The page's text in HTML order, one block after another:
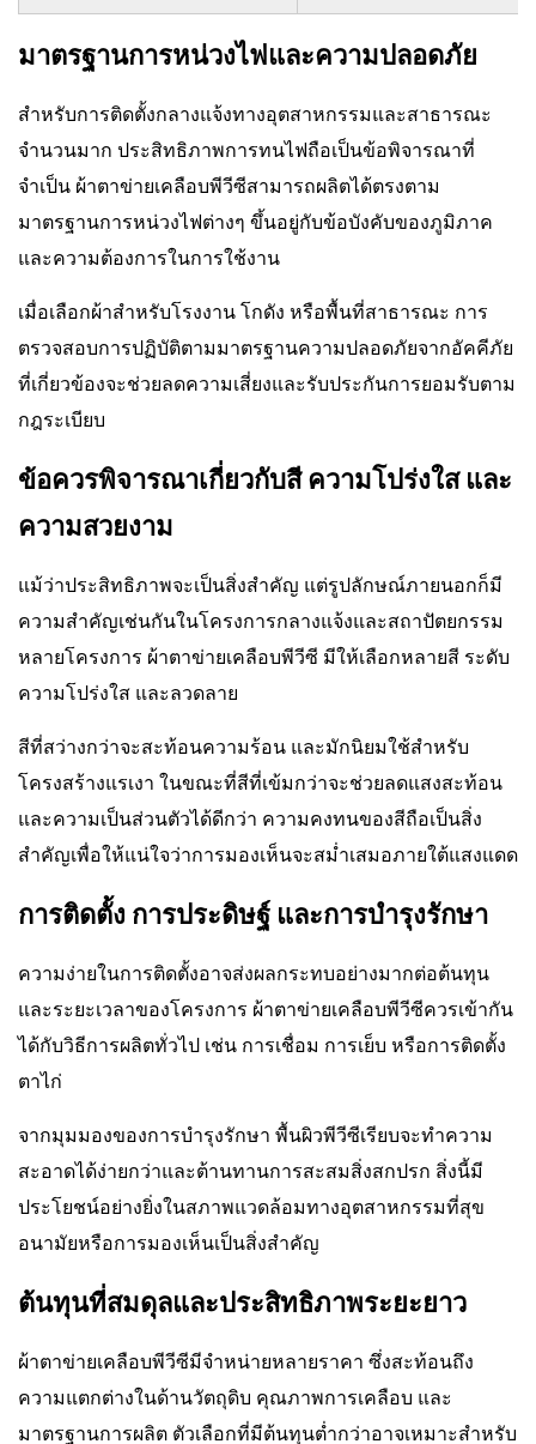
มาตรฐานการหน่วงไฟและความปลอดภัย
สำหรับการติดตั้งกลางแจ้งทางอุตสาหกรรมและสาธารณะ
จำนวนมาก ประสิทธิภาพการทนไฟถือเป็นข้อพิจารณาที่
จำเป็น ผ้าตาข่ายเคลือบพีวีซีสามารถผลิตได้ตรงตาม
มาตรฐานการหน่วงไฟต่างๆ ขึ้นอยู่กับข้อบังคับของภูมิภาค
และความต้องการในการใช้งาน
เมื่อเลือกผ้าสำหรับโรงงาน โกดัง หรือพื้นที่สาธารณะ การ
ตรวจสอบการปฏิบัติตามมาตรฐานความปลอดภัยจากอัคคีภัย
ที่เกี่ยวข้องจะช่วยลดความเสี่ยงและรับประกันการยอมรับตาม
กฎระเบียบ
ข้อควรพิจารณาเกี่ยวกับสี ความโปร่งใส และ
ความสวยงาม
แม้ว่าประสิทธิภาพจะเป็นสิ่งสำคัญ แต่รูปลักษณ์ภายนอกก็มี
ความสำคัญเช่นกันในโครงการกลางแจ้งและสถาปัตยกรรม
หลายโครงการ ผ้าตาข่ายเคลือบพีวีซี มีให้เลือกหลายสี ระดับ
ความโปร่งใส และลวดลาย
สีที่สว่างกว่าจะสะท้อนความร้อน และมักนิยมใช้สำหรับ
โครงสร้างแรเงา ในขณะที่สีที่เข้มกว่าจะช่วยลดแสงสะท้อน
และความเป็นส่วนตัวได้ดีกว่า ความคงทนของสีถือเป็นสิ่ง
สำคัญเพื่อให้แน่ใจว่าการมองเห็นจะสม่ำเสมอภายใต้แสงแดด
การติดตั้ง การประดิษฐ์ และการบำรุงรักษา
ความง่ายในการติดตั้งอาจส่งผลกระทบอย่างมากต่อต้นทุน
และระยะเวลาของโครงการ ผ้าตาข่ายเคลือบพีวีซีควรเข้ากัน
ได้กับวิธีการผลิตทั่วไป เช่น การเชื่อม การเย็บ หรือการติดตั้ง
ตาไก่
จากมุมมองของการบำรุงรักษา พื้นผิวพีวีซีเรียบจะทำความ
สะอาดได้ง่ายกว่าและต้านทานการสะสมสิ่งสกปรก สิ่งนี้มี
ประโยชน์อย่างยิ่งในสภาพแวดล้อมทางอุตสาหกรรมที่สุข
อนามัยหรือการมองเห็นเป็นสิ่งสำคัญ
ต้นทุนที่สมดุลและประสิทธิภาพระยะยาว
ผ้าตาข่ายเคลือบพีวีซีมีจำหน่ายหลายราคา ซึ่งสะท้อนถึง
ความแตกต่างในด้านวัตถุดิบ คุณภาพการเคลือบ และ
มาตรฐานการผลิต ตัวเลือกที่มีต้นทุนต่ำกว่าอาจเหมาะสำหรับ